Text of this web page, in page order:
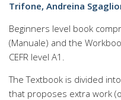
Trifone, Andreina
Beginners level book
(Manuale) and the
CEFR level A1.
The Textbook is divided
that proposes extra work